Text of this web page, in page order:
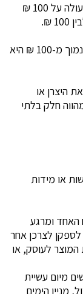
אם מצמן את מרוץ גבתה דמי התקנה בסכום העולה על 100 ₪
₪.
אם מצמן את מרוץ גבתה דמי התקנה בסכום הנמוך מ-100 ₪ היא
היצרן או
חלק בלתי
או מידות
האחד ומרגע
לצרכן אחר
לעוסק, או
האספקה חל מאוחר מ-6 חודשים מיום עשיית
מניין הימים